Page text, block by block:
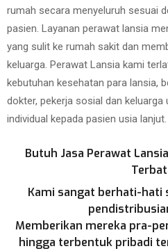
rumah secara menyeluruh sesuai
pasien. Layanan perawat lansia
yang sulit ke rumah sakit dan
keluarga. Perawat Lansia kami
kebutuhan kesehatan para lansia,
dokter, pekerja sosial dan
individual kepada pasien usia lanjut.
Butuh Jasa Perawat
Kami sangat berhati-hati
Memberikan mereka pra-
hingga terbentuk pribadi